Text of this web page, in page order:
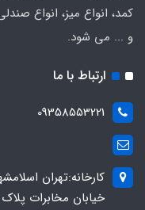
کمد، انواع میز، انواع
و ... می شود.
ارتباط با ما
09358553221
کارخانه:تهران
خیابان مخابرات پلاک ۴۳